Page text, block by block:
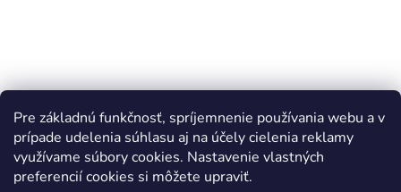
Pre základnú funkčnosť, spríjemnenie používania webu a v
prípade udelenia súhlasu aj na účely cielenia reklamy
využívame súbory cookies. Nastavenie vlastných
preferencií cookies si môžete upraviť.